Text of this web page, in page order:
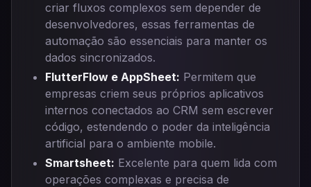
criar fluxos complexos sem depender de
desenvolvedores, essas ferramentas de
automação são essenciais para manter os
dados sincronizados.
FlutterFlow e AppSheet: Permitem que
empresas criem seus próprios aplicativos
internos conectados ao CRM sem escrever
código, estendendo o poder da inteligência
artificial para o ambiente mobile.
Smartsheet: Excelente para quem lida com
operações complexas e precisa de